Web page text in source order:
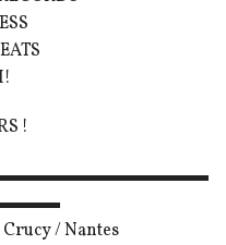
!
Crucy / Nantes